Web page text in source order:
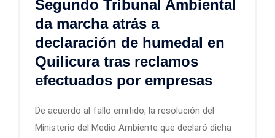
Segundo Tribunal Ambiental
da marcha atrás a
declaración de humedal en
Quilicura tras reclamos
efectuados por empresas
De acuerdo al fallo emitido, la resolución del
Ministerio del Medio Ambiente que declaró dicha